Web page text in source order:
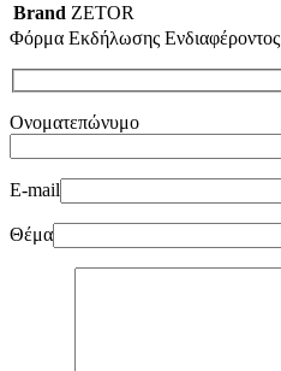
Brand ZETOR
Φόρμα Εκδήλωσης Ενδιαφέροντος
Ονοματεπώνυμο
E-mail
Θέμα